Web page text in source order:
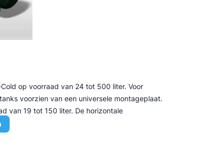
op voorraad van 24 tot 500 liter. Voor
voorzien van een universele montageplaat.
van 19 tot 150 liter. De horizontale
voor rotalock afsluiters, flensafsluiters of